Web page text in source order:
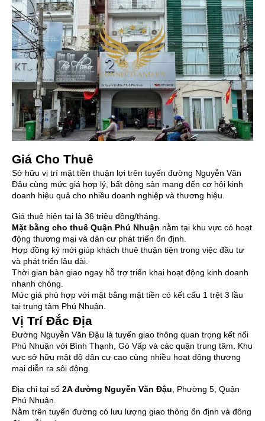
Giá Cho Thuê
Sở hữu vị trí mặt tiền thuận lợi trên tuyến đường Nguyễn Văn
Đậu cùng mức giá hợp lý, bất động sản mang đến cơ hội kinh
doanh hiệu quả cho nhiều doanh nghiệp và thương hiệu.
Giá thuê hiện tại là 36 triệu đồng/tháng.
Mặt bằng cho thuê Quận Phú Nhuận nằm tại khu vực có hoạt
động thương mại và dân cư phát triển ổn định.
Hợp đồng ký mới giúp khách thuê thuận tiện trong việc đầu tư
và phát triển lâu dài.
Thời gian bàn giao ngay hỗ trợ triển khai hoạt động kinh doanh
nhanh chóng.
Mức giá phù hợp với mặt bằng mặt tiền có kết cấu 1 trệt 3 lầu
tại trung tâm Phú Nhuận.
Vị Trí Đắc Địa
Đường Nguyễn Văn Đậu là tuyến giao thông quan trọng kết nối
Phú Nhuận với Bình Thạnh, Gò Vấp và các quận trung tâm. Khu
vực sở hữu mật độ dân cư cao cùng nhiều hoạt động thương
mại diễn ra sôi động.
Địa chỉ tại số 2A đường Nguyễn Văn Đậu, Phường 5, Quận
Phú Nhuận.
Nằm trên tuyến đường có lưu lượng giao thông ổn định và đông